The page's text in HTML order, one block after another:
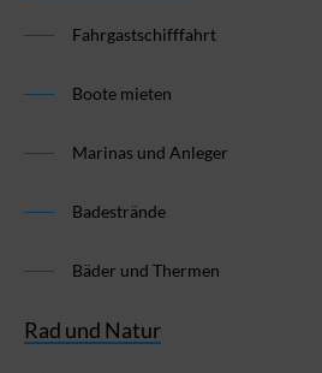
Fahrgastschifffahrt
Boote mieten
Marinas und Anleger
Badestrände
Bäder und Thermen
Rad und Natur